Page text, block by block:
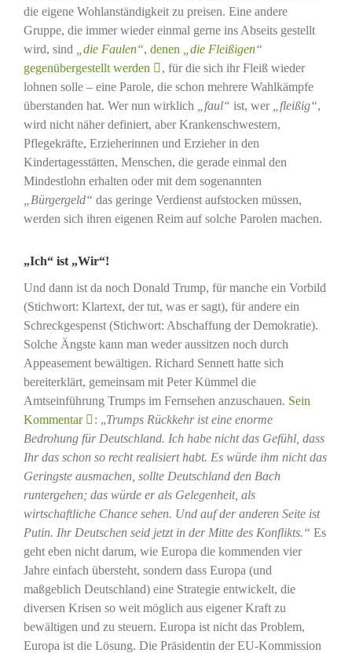
die eigene Wohlanständigkeit zu preisen. Eine andere
Gruppe, die immer wieder einmal gerne ins Abseits gestellt
wird, sind
„die Faulen“, denen
„die Fleißigen“
gegenübergestellt werden
, für die sich ihr Fleiß wieder
lohnen solle – eine Parole, die schon mehrere Wahlkämpfe
überstanden hat. Wer nun wirklich
„faul“ ist, wer „fleißig“,
wird nicht näher definiert, aber Krankenschwestern,
Pflegekräfte, Erzieherinnen und Erzieher in den
Kindertagesstätten, Menschen, die gerade einmal den
Mindestlohn erhalten oder mit dem sogenannten
„Bürgergeld“ das geringe Verdienst aufstocken müssen,
werden sich ihren eigenen Reim auf solche Parolen machen.
„Ich“ ist „Wir“!
Und dann ist da noch Donald Trump, für manche ein Vorbild
(Stichwort: Klartext, der tut, was er sagt), für andere ein
Schreckgespenst (Stichwort: Abschaffung der Demokratie).
Solche Ängste kann man weder aussitzen noch durch
Appeasement bewältigen. Richard Sennett hatte sich
bereiterklärt, gemeinsam mit Peter Kümmel die
Amtseinführung Trumps im Fernsehen anzuschauen. Sein
Kommentar
: „Trumps Rückkehr ist eine enorme
Bedrohung für Deutschland. Ich habe nicht das Gefühl, dass
Ihr das schon so recht realisiert habt. Es würde ihm nicht das
Geringste ausmachen, sollte Deutschland den Bach
runtergehen; das würde er als Gelegenheit, als
wirtschaftliche Chance sehen. Und auf der anderen Seite ist
Putin. Ihr Deutschen seid jetzt in der Mitte des Konflikts.“ Es
geht eben nicht darum, wie Europa die kommenden vier
Jahre einfach übersteht, sondern dass Europa (und
maßgeblich Deutschland) eine Strategie entwickelt, die
diversen Krisen so weit möglich aus eigener Kraft zu
bewältigen und zu steuern. Europa ist nicht das Problem,
Europa ist die Lösung. Die Präsidentin der EU-Kommission